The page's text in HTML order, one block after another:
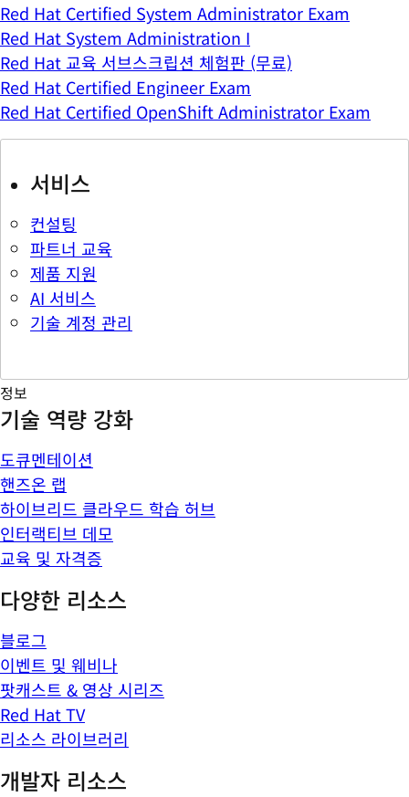
Red Hat Certified System Administrator Exam
Red Hat System Administration I
Red Hat 교육 서브스크립션 체험판 (무료)
Red Hat Certified Engineer Exam
Red Hat Certified OpenShift Administrator Exam
서비스
컨설팅
파트너 교육
제품 지원
AI 서비스
기술 계정 관리
정보
기술 역량 강화
도큐멘테이션
핸즈온 랩
하이브리드 클라우드 학습 허브
인터랙티브 데모
교육 및 자격증
다양한 리소스
블로그
이벤트 및 웨비나
팟캐스트 & 영상 시리즈
Red Hat TV
리소스 라이브러리
개발자 리소스